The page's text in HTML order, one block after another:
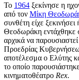
Το 1964 ξεκίνησε η
από τον Μίκη
συνθέτη είχε
Θεοδωράκη εντάχθηκε
αρχικά να
Προεδρίας
αποτέλεσμα ο Ελύτης
το οποίο
κινηματοθέατρο Rex.